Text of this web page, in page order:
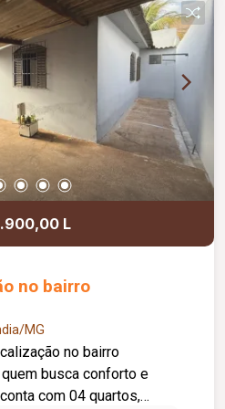
L
no bairro
MG
no bairro
busca conforto e
com 04 quartos,